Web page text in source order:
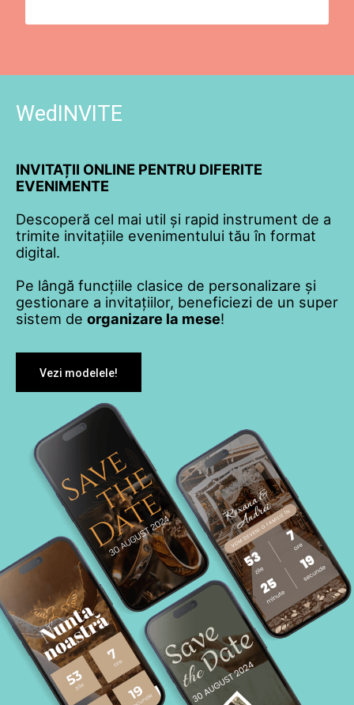
WedINVITE
INVITAȚII ONLINE PENTRU DIFERITE
EVENIMENTE
Descoperă cel mai util și rapid instrument de a
trimite invitațiile evenimentului tău în format
digital.
Pe lângă funcțiile clasice de personalizare și
gestionare a invitațiilor, beneficiezi de un super
sistem de organizare la mese!
Vezi modelele!